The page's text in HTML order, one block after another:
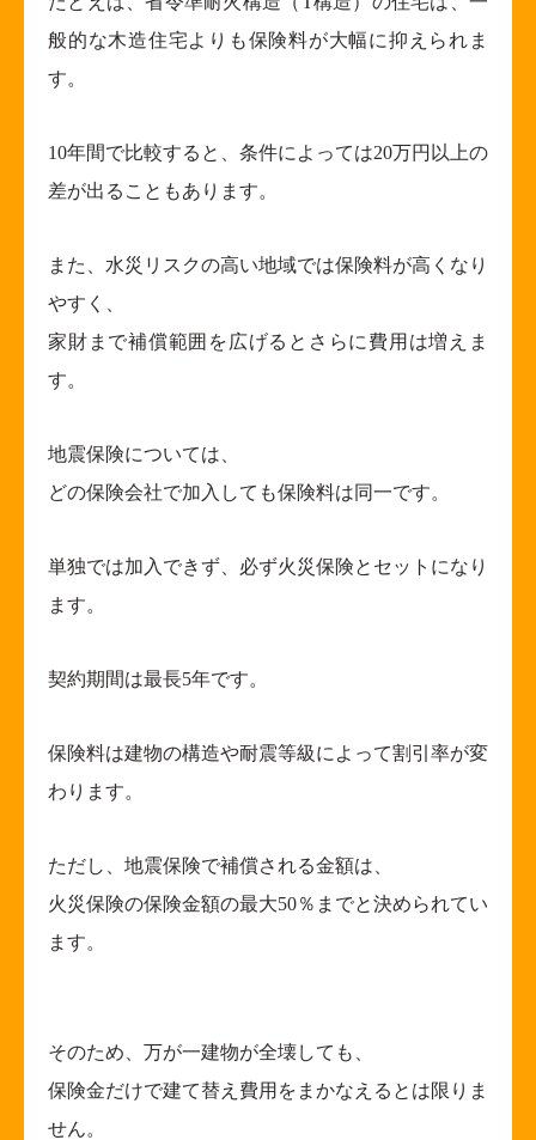
般的な木造住宅よりも保険料が大幅に抑えられま
す。
10年間で比較すると、条件によっては20万円以上の
差が出ることもあります。
また、水災リスクの高い地域では保険料が高くなり
やすく、
家財まで補償範囲を広げるとさらに費用は増えま
す。
地震保険については、
どの保険会社で加入しても保険料は同一です。
単独では加入できず、必ず火災保険とセットになり
ます。
契約期間は最長5年です。
保険料は建物の構造や耐震等級によって割引率が変
わります。
ただし、地震保険で補償される金額は、
火災保険の保険金額の最大50％までと決められてい
ます。
そのため、万が一建物が全壊しても、
保険金だけで建て替え費用をまかなえるとは限りま
せん。